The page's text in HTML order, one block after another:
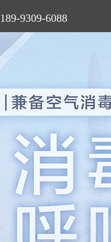
189-9309-6088